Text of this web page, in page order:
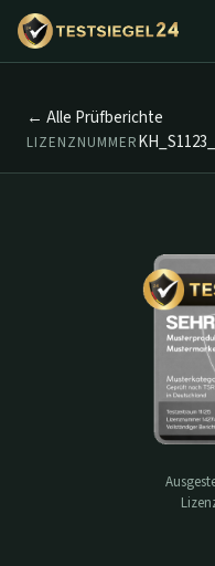
← Alle Prüfberichte
LIZENZNUMMER